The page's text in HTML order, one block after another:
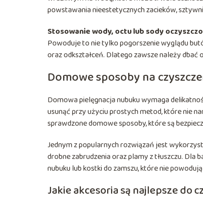
powstawania nieestetycznych zacieków,
Stosowanie wody, octu lub sody
Powoduje to nie tylko pogorszenie wyglądu
oraz odkształceń. Dlatego zawsze należy
Domowe sposoby na
Domowa pielęgnacja nubuku wymaga
usunąć przy użyciu prostych metod, które nie
sprawdzone domowe sposoby, które są
Jednym z popularnych rozwiązań jest
drobne zabrudzenia oraz plamy z tłuszczu.
nubuku lub kostki do zamszu, które nie
Jakie akcesoria są najlepsze do